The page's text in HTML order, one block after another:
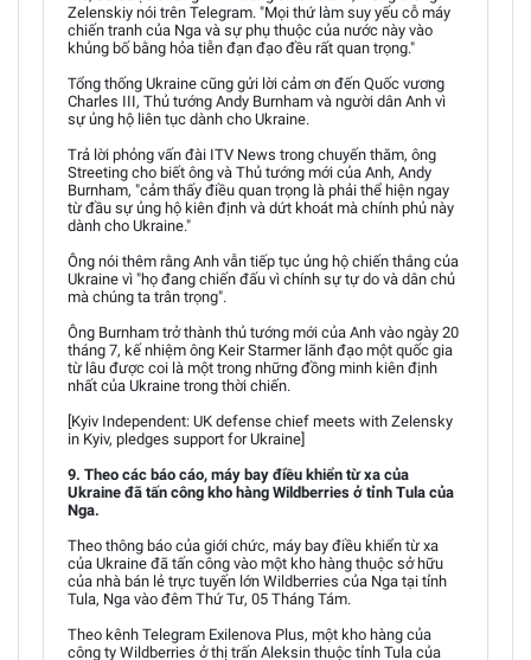
Zelenskiy nói trên Telegram. "Mọi thứ làm suy yếu cỗ máy
chiến tranh của Nga và sự phụ thuộc của nước này vào
khủng bố bằng hỏa tiễn đạn đạo đều rất quan trọng."
Tổng thống Ukraine cũng gửi lời cảm ơn đến Quốc vương
Charles III, Thủ tướng Andy Burnham và người dân Anh vì
sự ủng hộ liên tục dành cho Ukraine.
Trả lời phỏng vấn đài ITV News trong chuyến thăm, ông
Streeting cho biết ông và Thủ tướng mới của Anh, Andy
Burnham, "cảm thấy điều quan trọng là phải thể hiện ngay
từ đầu sự ủng hộ kiên định và dứt khoát mà chính phủ này
dành cho Ukraine."
Ông nói thêm rằng Anh vẫn tiếp tục ủng hộ chiến thắng của
Ukraine vì "họ đang chiến đấu vì chính sự tự do và dân chủ
mà chúng ta trân trọng".
Ông Burnham trở thành thủ tướng mới của Anh vào ngày 20
tháng 7, kế nhiệm ông Keir Starmer lãnh đạo một quốc gia
từ lâu được coi là một trong những đồng minh kiên định
nhất của Ukraine trong thời chiến.
[Kyiv Independent: UK defense chief meets with Zelensky
in Kyiv, pledges support for Ukraine]
9. Theo các báo cáo, máy bay điều khiển từ xa của
Ukraine đã tấn công kho hàng Wildberries ở tỉnh Tula của
Nga.
Theo thông báo của giới chức, máy bay điều khiển từ xa
của Ukraine đã tấn công vào một kho hàng thuộc sở hữu
của nhà bán lẻ trực tuyến lớn Wildberries của Nga tại tỉnh
Tula, Nga vào đêm Thứ Tư, 05 Tháng Tám.
Theo kênh Telegram Exilenova Plus, một kho hàng của
công ty Wildberries ở thị trấn Aleksin thuộc tỉnh Tula của